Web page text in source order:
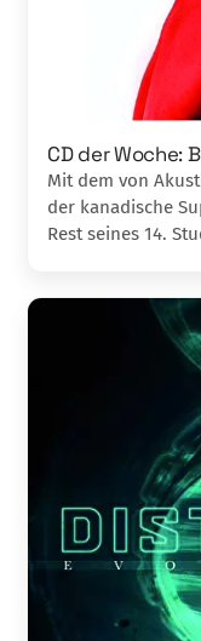
CD der Woche:
Mit dem von
der kanadische
Rest seines 14.